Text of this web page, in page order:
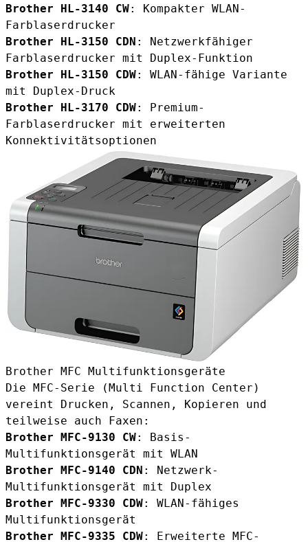
Brother HL-3140 CW: Kompakter WLAN-
Farblaserdrucker
Brother HL-3150 CDN : Netzwerkfähiger
Farblaserdrucker mit Duplex-Funktion
Brother HL-3150 CDW: WLAN-fähige Variante
mit Duplex-Druck
Brother HL-3170 CDW: Premium-
Farblaserdrucker mit erweiterten
Konnektivitätsoptionen
Brother MFC Multifunktionsgeräte
Die MFC-Serie (Multi Function Center)
vereint Drucken, Scannen, Kopieren und
teilweise auch Faxen:
Brother MFC-9130 CW: Basis-
Multifunktionsgerät mit WLAN
Brother MFC-9140 CDN : Netzwerk-
Multifunktionsgerät mit Duplex
Brother MFC-9330 CDW: WLAN-fähiges
Multifunktionsgerät
Brother MFC-9335 CDW: Erweiterte MFC-